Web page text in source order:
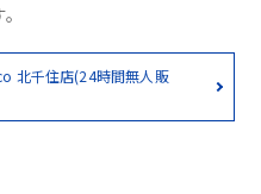
北千住店(24時間無人販